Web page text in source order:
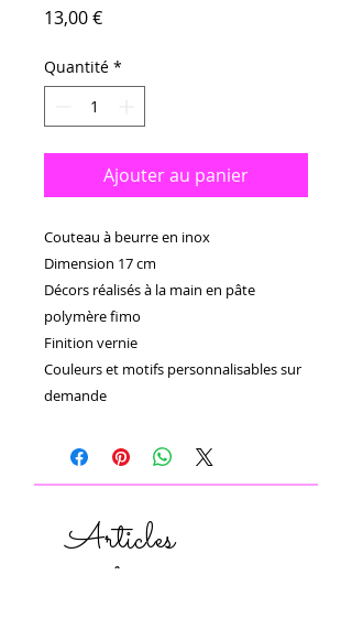
13,00 €Prix
Quantité *
Ajouter au panier
Couteau à beurre en inox
Dimension 17 cm
Décors réalisés à la main en pâte
polymère fimo
Finition vernie
Couleurs et motifs personnalisables sur
demande
Articles
similaires